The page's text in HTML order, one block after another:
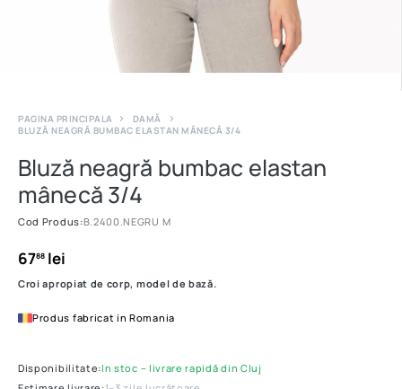
PAGINA PRINCIPALA
DAMĂ
BLUZĂ NEAGRĂ BUMBAC ELASTAN MÂNECĂ 3/4
Bluză neagră bumbac elastan
mânecă 3/4
Cod Produs:B.2400.NEGRU M
6788lei
Croi apropiat de corp, model de bază.
Produs fabricat in Romania
Disponibilitate:In stoc – livrare rapidă din Cluj